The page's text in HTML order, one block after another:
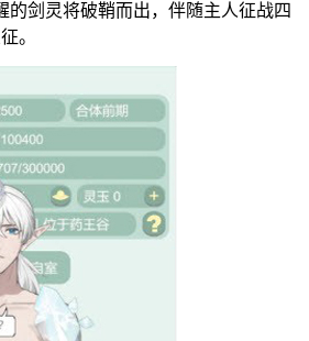
的剑灵将破鞘而出，伴随主人征战四
。